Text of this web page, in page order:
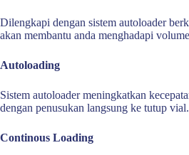
Dilengkapi dengan sistem autoloader
akan membantu anda menghadapi
Autoloading
Sistem autoloader meningkatkan
dengan penusukan langsung ke tutup vial.
Continous Loading